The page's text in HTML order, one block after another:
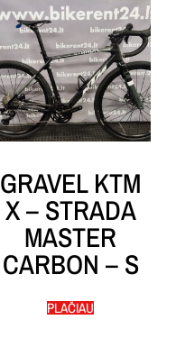
GRAVEL KTM
X – STRADA
MASTER
CARBON – S
PLAČIAU